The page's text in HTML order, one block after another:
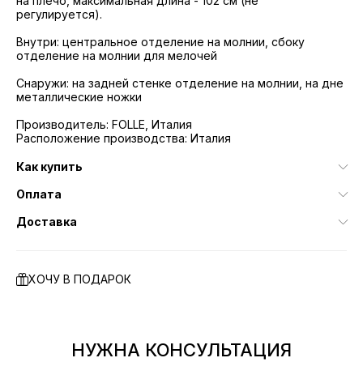
регулируется).
Внутри: центральное отделение на молнии, сбоку
отделение на молнии для мелочей
Снаружи: на задней стенке отделение на молнии, на дне
металлические ножки
Производитель: FOLLE, Италия
Расположение производства: Италия
Как купить
Оплата
Доставка
ХОЧУ В ПОДАРОК
НУЖНА КОНСУЛЬТАЦИЯ